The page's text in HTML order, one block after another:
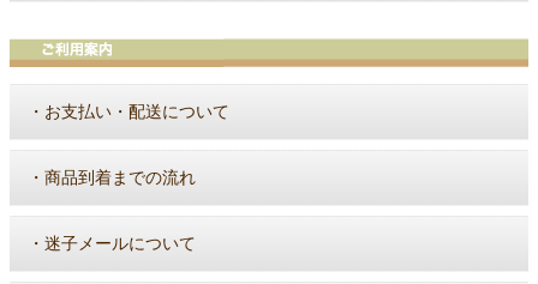
・ お支払い・配送について
・ 商品到着までの流れ
・ 迷子メールについて